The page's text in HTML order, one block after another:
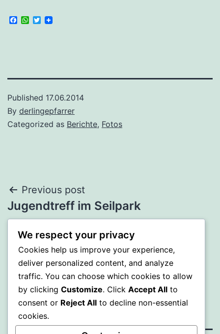
Facebook
WhatsApp
Twitter
Published 17.06.2014
By derlingepfarrer
Categorized as Berichte, Fotos
Beitrags-
Navigation
Previous post
Jugendtreff im Seilpark
Next post
Das neue JT-Programm ist da!
We respect your privacy
Cookies help us improve your experience,
deliver personalized content, and analyze
traffic. You can choose which cookies to allow
by clicking Customize. Click Accept All to
consent or Reject All to decline non-essential
cookies.